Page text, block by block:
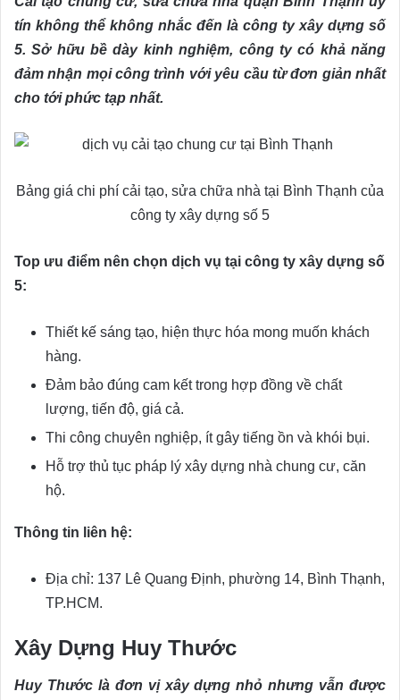
tín không thể không nhắc đến là công ty xây dựng số
5. Sở hữu bề dày kinh nghiệm, công ty có khả năng
đảm nhận mọi công trình với yêu cầu từ đơn giản nhất
cho tới phức tạp nhất.
Bảng giá chi phí cải tạo, sửa chữa nhà tại Bình Thạnh của
công ty xây dựng số 5
Top ưu điểm nên chọn dịch vụ tại công ty xây dựng số
5:
Thiết kế sáng tạo, hiện thực hóa mong muốn khách
hàng.
Đảm bảo đúng cam kết trong hợp đồng về chất
lượng, tiến độ, giá cả.
Thi công chuyên nghiệp, ít gây tiếng ồn và khói bụi.
Hỗ trợ thủ tục pháp lý xây dựng nhà chung cư, căn
hộ.
Thông tin liên hệ:
Địa chỉ: 137 Lê Quang Định, phường 14, Bình Thạnh,
TP.HCM.
Xây Dựng Huy Thước
Huy Thước là đơn vị xây dựng nhỏ nhưng vẫn được